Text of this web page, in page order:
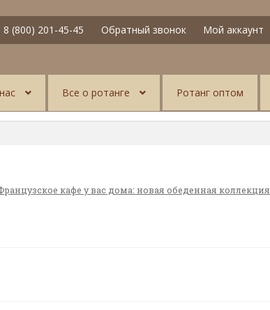
8 (800) 201-45-45 Обратный звонок Мой аккаунт
Все о ротанге Ротанг оптом
кафе у вас дома: новая обеденная коллекция